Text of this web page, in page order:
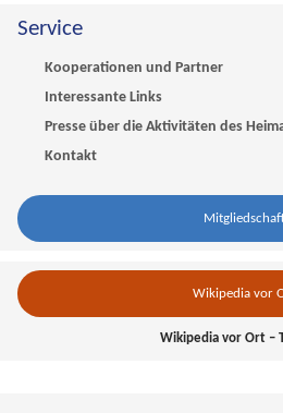
Service
Kooperationen und Partner
Interessante Links
Presse über die Aktivitäten des
Kontakt
Wikipedia vor
Wikipedia vor Ort –